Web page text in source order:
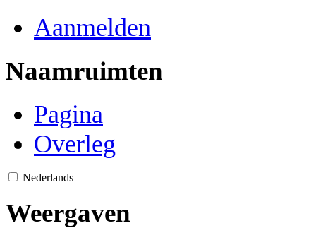
Aanmelden
Naamruimten
Pagina
Overleg
Nederlands
Weergaven